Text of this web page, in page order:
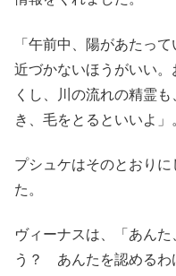
「午前中、陽があたっ
近づかないほうがいい
くし、川の流れの精霊
き、毛をとるといいよ」
プシュケはそのとおり
た。
ヴィーナスは、「あん
う？ あんたを認めるわ